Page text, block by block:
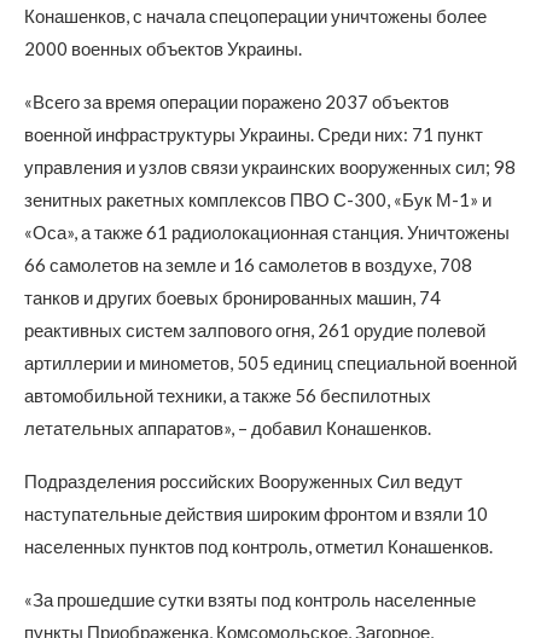
Конашенков, с начала спецоперации уничтожены более
2000 военных объектов Украины.
«Всего за время операции поражено 2037 объектов
военной инфраструктуры Украины. Среди них: 71 пункт
управления и узлов связи украинских вооруженных сил; 98
зенитных ракетных комплексов ПВО С-300, «Бук М-1» и
«Оса», а также 61 радиолокационная станция. Уничтожены
66 самолетов на земле и 16 самолетов в воздухе, 708
танков и других боевых бронированных машин, 74
реактивных систем залпового огня, 261 орудие полевой
артиллерии и минометов, 505 единиц специальной военной
автомобильной техники, а также 56 беспилотных
летательных аппаратов», – добавил Конашенков.
Подразделения российских Вооруженных Сил ведут
наступательные действия широким фронтом и взяли 10
населенных пунктов под контроль, отметил Конашенков.
«За прошедшие сутки взяты под контроль населенные
пункты Приображенка, Комсомольское, Загорное,